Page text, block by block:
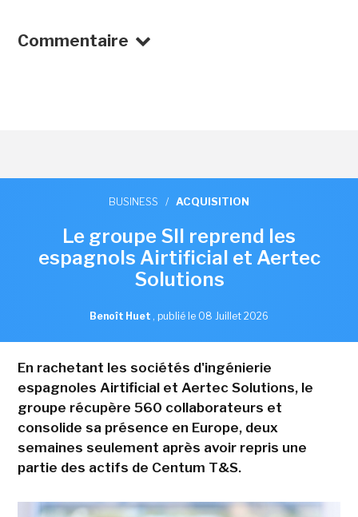
Commentaire
BUSINESS / ACQUISITION
Le groupe SII reprend les
espagnols Airtificial et Aertec
Solutions
Benoît Huet , publié le 08 Juillet 2026
En rachetant les sociétés d'ingénierie
espagnoles Airtificial et Aertec Solutions, le
groupe récupère 560 collaborateurs et
consolide sa présence en Europe, deux
semaines seulement après avoir repris une
partie des actifs de Centum T&S.